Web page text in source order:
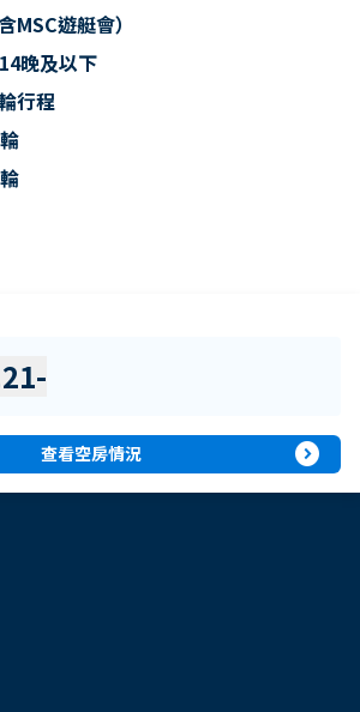
MSC遊艇會）
晚及以下
行程
-
查看空房情況 expand_circle_right